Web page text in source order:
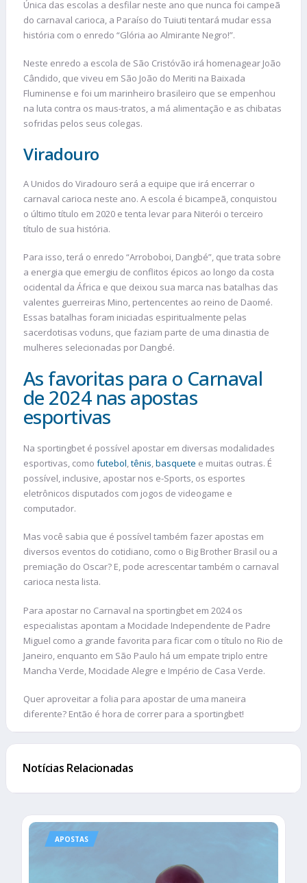
Única das escolas a desfilar neste ano que nunca foi campeã
do carnaval carioca, a Paraíso do Tuiuti tentará mudar essa
história com o enredo “Glória ao Almirante Negro!”.
Neste enredo a escola de São Cristóvão irá homenagear João
Cândido, que viveu em São João do Meriti na Baixada
Fluminense e foi um marinheiro brasileiro que se empenhou
na luta contra os maus-tratos, a má alimentação e as chibatas
sofridas pelos seus colegas.
Viradouro
A Unidos do Viradouro será a equipe que irá encerrar o
carnaval carioca neste ano. A escola é bicampeã, conquistou
o último título em 2020 e tenta levar para Niterói o terceiro
título de sua história.
Para isso, terá o enredo “Arroboboi, Dangbé”, que trata sobre
a energia que emergiu de conflitos épicos ao longo da costa
ocidental da África e que deixou sua marca nas batalhas das
valentes guerreiras Mino, pertencentes ao reino de Daomé.
Essas batalhas foram iniciadas espiritualmente pelas
sacerdotisas voduns, que faziam parte de uma dinastia de
mulheres selecionadas por Dangbé.
As favoritas para o Carnaval
de 2024 nas apostas
esportivas
Na sportingbet é possível apostar em diversas modalidades
esportivas, como futebol,tênis,basquete e muitas outras. É
possível, inclusive, apostar nos e-Sports, os esportes
eletrônicos disputados com jogos de videogame e
computador.
Mas você sabia que é possível também fazer apostas em
diversos eventos do cotidiano, como o Big Brother Brasil ou a
premiação do Oscar? E, pode acrescentar também o carnaval
carioca nesta lista.
Para apostar no Carnaval na sportingbet em 2024 os
especialistas apontam a Mocidade Independente de Padre
Miguel como a grande favorita para ficar com o título no Rio de
Janeiro, enquanto em São Paulo há um empate triplo entre
Mancha Verde, Mocidade Alegre e Império de Casa Verde.
Quer aproveitar a folia para apostar de uma maneira
diferente? Então é hora de correr para a sportingbet!
Notícias Relacionadas
APOSTAS